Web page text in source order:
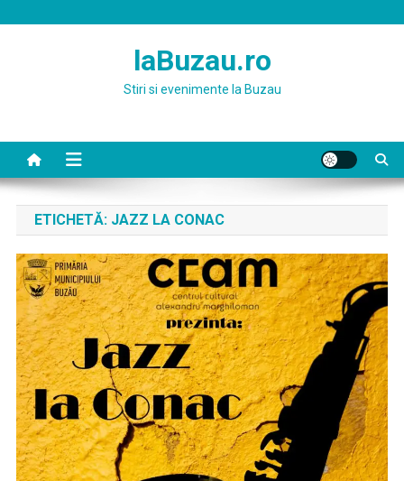
laBuzau.ro
Stiri si evenimente la Buzau
ETICHETĂ: JAZZ LA CONAC